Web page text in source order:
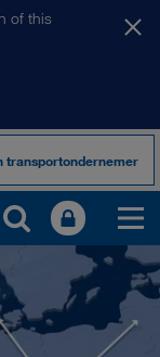
of this
transportondernemer